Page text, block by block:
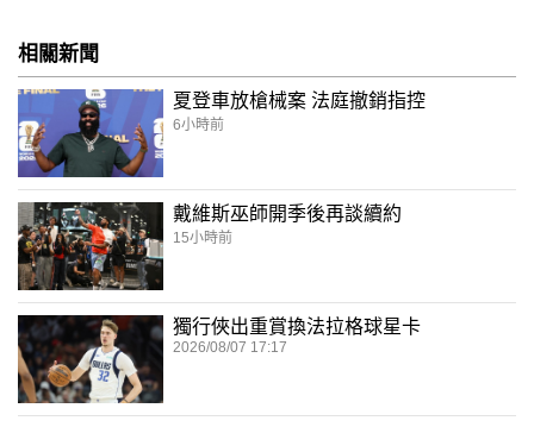
相關新聞
夏登車放槍械案 法庭撤銷指控
6小時前
戴維斯巫師開季後再談續約
15小時前
獨行俠出重賞換法拉格球星卡
2026/08/07 17:17